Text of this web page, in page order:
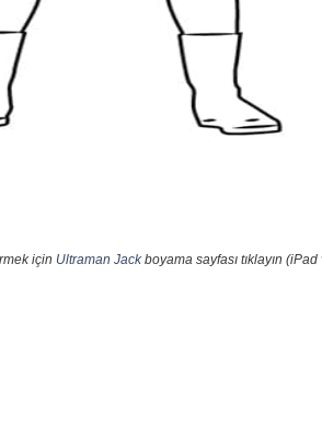
için Ultraman Jackboyama sayfası tıklayın